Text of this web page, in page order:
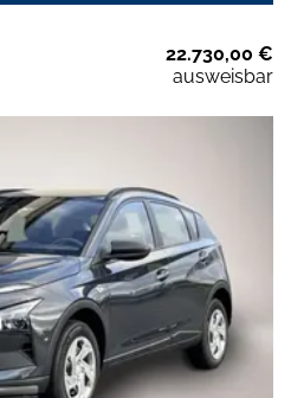
22.730,00 €
ausweisbar